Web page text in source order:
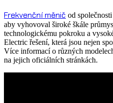
Frekvenční měnič od
aby vyhovoval široké škále
technologickému pokroku a
Electric řešení, která jsou nejen
Více informací o různých
na jejich oficiálních stránkách.